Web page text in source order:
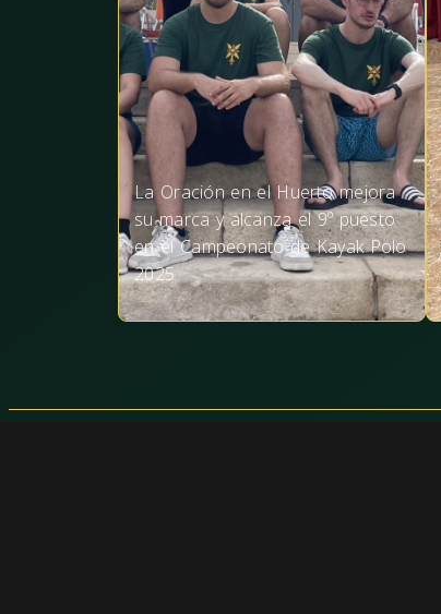
La Oración en el Huerto mejora
su marca y alcanza el 9º puesto
en el Campeonato de Kayak Polo
2025